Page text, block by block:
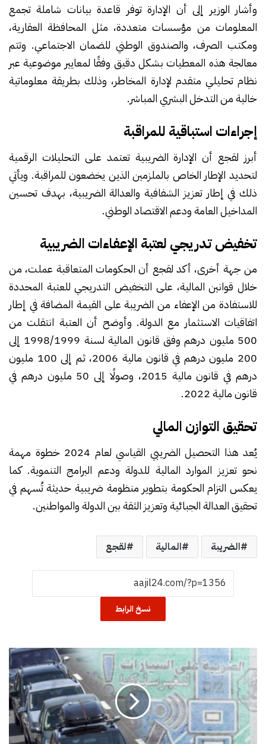
وأشار الوزير إلى أن الإدارة توفر قاعدة بيانات شاملة تجمع
المعلومات من مؤسسات متعددة، مثل المحافظة العقارية،
ومكتب الصرف، والصندوق الوطني للضمان الاجتماعي. وتتم
معالجة هذه المعطيات بشكل دقيق وفقًا لمعايير موضوعية عبر
نظام تحليلي متقدم لإدارة المخاطر، وذلك بطريقة معلوماتية
خالية من التدخل البشري المباشر.
إجراءات استباقية للمراقبة
أبرز لقجع أن الإدارة الضريبية تعتمد على التحليلات الرقمية
لتحديد الإطار الخاص بالملزمين الذين يخضعون للمراقبة. ويأتي
ذلك في إطار تعزيز الشفافية والعدالة الضريبية، بهدف تحسين
المداخيل العامة ودعم الاقتصاد الوطني.
تخفيض تدريجي لعتبة الإعفاءات الضريبية
من جهة أخرى، أكد لقجع أن الحكومات المتعاقبة عملت، من
خلال قوانين المالية، على التخفيض التدريجي للعتبة المحددة
للاستفادة من الإعفاء من الضريبة على القيمة المضافة في إطار
اتفاقيات الاستثمار مع الدولة. وأوضح أن العتبة انتقلت من
500 مليون درهم وفق قانون المالية لسنة 1998/1999 إلى
200 مليون درهم في قانون مالية 2006، ثم إلى 100 مليون
درهم في قانون مالية 2015، وصولًا إلى 50 مليون درهم في
قانون مالية 2022.
تحقيق التوازن المالي
يُعد هذا التحصيل الضريبي القياسي لعام 2024 خطوة مهمة
نحو تعزيز الموارد المالية للدولة ودعم البرامج التنموية. كما
يعكس التزام الحكومة بتطوير منظومة ضريبية حديثة تُسهم في
تحقيق العدالة الجبائية وتعزيز الثقة بين الدولة والمواطنين.
الضريبة المالية لقجع
نسخ الرابط
د
ي
ر
ي